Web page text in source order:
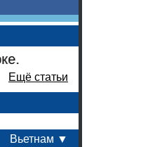
Ещё статьи
Вьетнам ▼